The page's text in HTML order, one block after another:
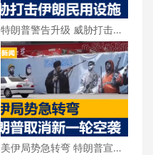
特朗普警告升级 威胁打击伊
朗民用设施
美伊局势急转弯 特朗普宣布